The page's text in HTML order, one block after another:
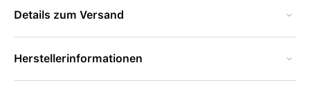
Details zum Versand
Herstellerinformationen